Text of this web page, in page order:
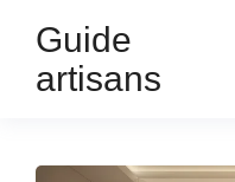
Guide
artisans